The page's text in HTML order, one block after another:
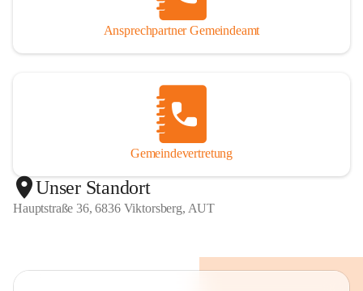
Ansprechpartner Gemeindeamt
Gemeindevertretung
Unser Standort
Hauptstraße 36, 6836 Viktorsberg, AUT